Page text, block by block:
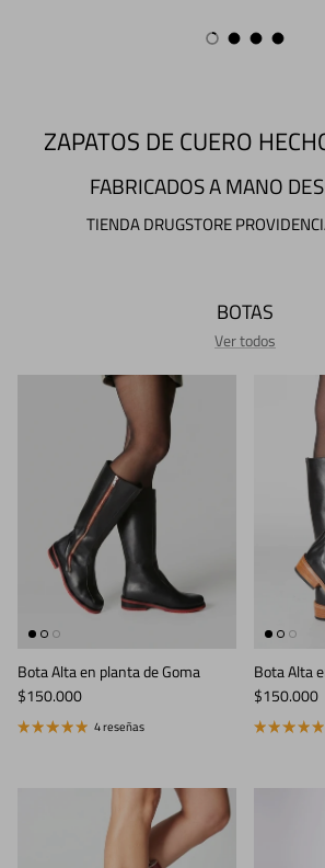
Cargar diapositiva
CargarCargarCargar
ZAPATOS DE CUERO
FABRICADOS A MANO
TIENDA DRUGSTORE
BOTAS
Ver todos
Bota Alta en planta de Goma
Precio normal
$150.000
4 reseñas
Bota Alta
Precio
$150.000